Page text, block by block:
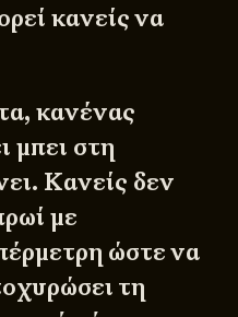
κανείς να
κανένας
μπει στη
Κανείς δεν
με
ώστε να
τη